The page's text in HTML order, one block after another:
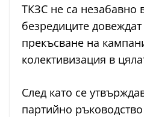
ТКЗС не са незабавно
безредиците
прекъсване на
колективизация в
След като се
партийно